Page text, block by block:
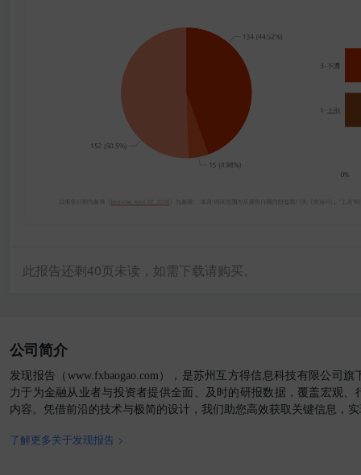
此报告还剩40页未读，如需下载请购买。
公司简介
发现报告（www.fxbaogao.com），是苏州互方得信息科技有限公司
力于为金融从业者与投资者提供全面、及时的研报数据，覆盖宏观、
内容。凭借前沿的技术与极简的设计，我们助您高效获取关键信息，
了解更多关于发现报告 >